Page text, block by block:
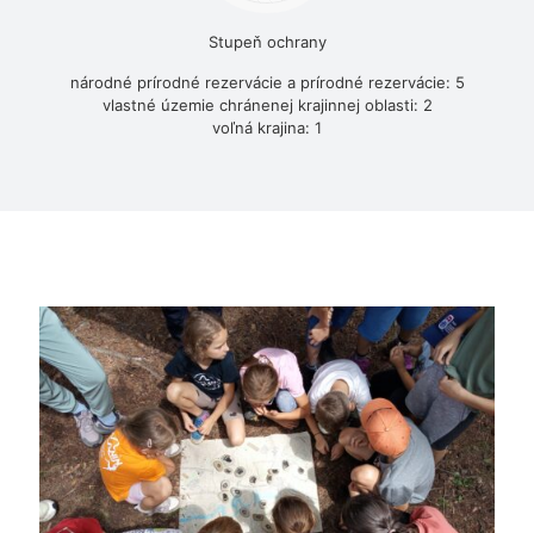
Stupeň ochrany
národné prírodné rezervácie a prírodné rezervácie: 5
vlastné územie chránenej krajinnej oblasti: 2
voľná krajina: 1